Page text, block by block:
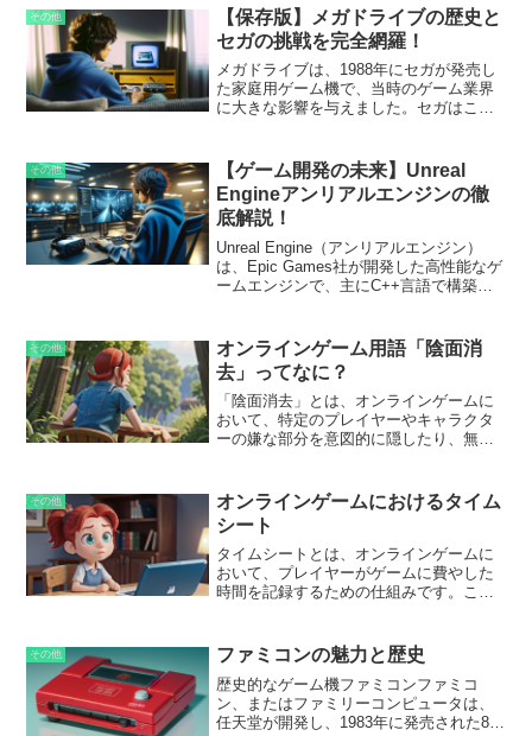
す。伝統的な小説とは異なり、ゲームブ
ックでは読者が物語の主人公となり、自
分の意思でストーリーの行く先を決定す
ることができます。このユニークな形式
により、読者は単なる傍観者ではなく、
物語の展開に積極的に参加できます。
その他
【保存版】メガドライブの歴史と
セガの挑戦を完全網羅！
メガドライブは、1988年にセガが発売し
た家庭用ゲーム機で、当時のゲーム業界
に大きな影響を与えました。セガはこの
た。メガドライブは、その高性能なハー
ドウェアと多彩なソフトウェアラインナ
ップで、多くのゲーマーの心を掴みまし
た。この挑戦の背景には、セガの強い意
志がありました。当時のセガは、アーケ
ードゲームで成功を収めていましたが、
家庭用ゲーム機市場では任天堂に後れを
取っていました。そこで、アーケードの
品を開発することを目指しました。これ
がメガドライブの誕生に繋がったので
す。
その他
【ゲーム開発の未来】Unreal
Engineアンリアルエンジンの徹
底解説！
Unreal Engine（アンリアルエンジン）
は、Epic Games社が開発した高性能なゲ
ームエンジンで、主にC++言語で構築さ
する能力を持ち、ゲーム開発だけでな
く、映画制作や建築デザイン、VR/ARア
プリケーションなど、多岐にわたる分野
で活用されています。
その他
オンラインゲーム用語「陰面消
去」ってなに？
「陰面消去」とは、オンラインゲームに
おいて、特定のプレイヤーやキャラクタ
ーの嫌な部分を意図的に隠したり、無視
ティブな側面や長所にのみ焦点を当てる
ことを意味します。
その他
オンラインゲームにおけるタイム
シート
タイムシートとは、オンラインゲームに
おいて、プレイヤーがゲームに費やした
時間を記録するための仕組みです。この
トを使用すると、プレイヤーは自分のゲ
ームプレイを分析し、改善 areas を特定
することができます。また、開発者はプ
レイヤーの行動パターンを追跡し、ゲー
ムの改善や新しいコンテンツの追加に使
その他 ファミコンの魅力と歴史
歴史的なゲーム機ファミコンファミコ
ン、またはファミリーコンピュータは、
任天堂が開発し、1983年に発売された8ビ